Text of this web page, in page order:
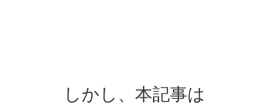
しかし、本記事は